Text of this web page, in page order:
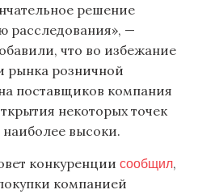
решение
расследования», —
что во избежание
рынка розничной
поставщиков компания
некоторых точек
наиболее высоки.
конкуренции сообщил,
компанией